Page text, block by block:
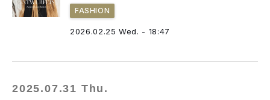
FASHION
2026.02.25 Wed. - 18:47
2025.07.31 Thu.